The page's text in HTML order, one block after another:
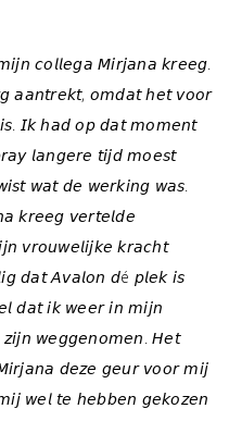
𝘤𝘰𝘭𝘭𝘦𝘨𝘢 𝘔𝘪𝘳𝘫𝘢𝘯𝘢 𝘬𝘳𝘦𝘦𝘨.
𝘢𝘢𝘯𝘵𝘳𝘦𝘬𝘵, 𝘰𝘮𝘥𝘢𝘵 𝘩𝘦𝘵 𝘷𝘰𝘰𝘳
𝘐𝘬 𝘩𝘢𝘥 𝘰𝘱 𝘥𝘢𝘵 𝘮𝘰𝘮𝘦𝘯𝘵
𝘭𝘢𝘯𝘨𝘦𝘳𝘦 𝘵𝘪𝘫𝘥 𝘮𝘰𝘦𝘴𝘵
𝘸𝘢𝘵 𝘥𝘦 𝘸𝘦𝘳𝘬𝘪𝘯𝘨 𝘸𝘢𝘴.
𝘬𝘳𝘦𝘦𝘨 𝘷𝘦𝘳𝘵𝘦𝘭𝘥𝘦
𝘷𝘳𝘰𝘶𝘸𝘦𝘭𝘪𝘫𝘬𝘦 𝘬𝘳𝘢𝘤𝘩𝘵
𝘥𝘢𝘵 𝘈𝘷𝘢𝘭𝘰𝘯 𝘥é 𝘱𝘭𝘦𝘬 𝘪𝘴
𝘥𝘢𝘵 𝘪𝘬 𝘸𝘦𝘦𝘳 𝘪𝘯 𝘮𝘪𝘫𝘯
𝘻𝘪𝘫𝘯 𝘸𝘦𝘨𝘨𝘦𝘯𝘰𝘮𝘦𝘯. 𝘏𝘦𝘵
𝘥𝘦𝘻𝘦 𝘨𝘦𝘶𝘳 𝘷𝘰𝘰𝘳 𝘮𝘪𝘫
𝘮𝘪𝘫 𝘸𝘦𝘭 𝘵𝘦 𝘩𝘦𝘣𝘣𝘦𝘯 𝘨𝘦𝘬𝘰𝘻𝘦𝘯